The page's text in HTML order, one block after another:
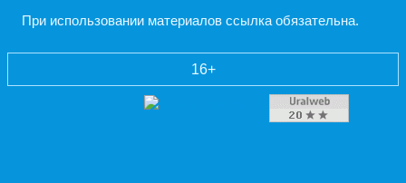
При использовании материалов ссылка обязательна.
16+